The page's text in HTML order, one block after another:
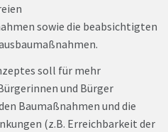
sowie die beabsichtigten
soll für mehr
und Bürger
Baumaßnahmen und die
(z.B. Erreichbarkeit der